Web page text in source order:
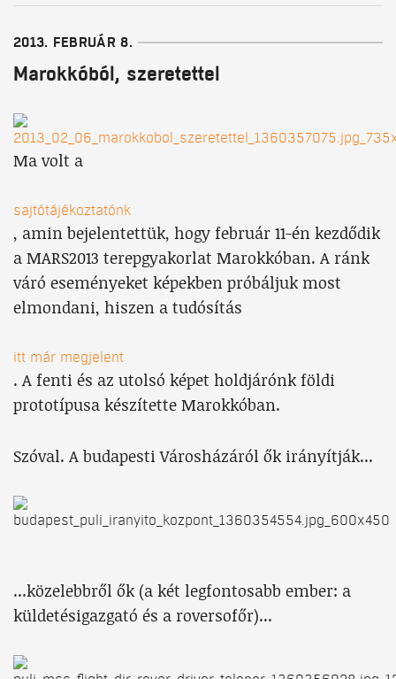
2013. FEBRUÁR 8.
Marokkóból, szeretettel
Ma volt a
sajtótájékoztatónk
, amin bejelentettük, hogy február 11-én kezdődik
a MARS2013 terepgyakorlat Marokkóban. A ránk
váró eseményeket képekben próbáljuk most
elmondani, hiszen a tudósítás
itt már megjelent
. A fenti és az utolsó képet holdjárónk földi
prototípusa készítette Marokkóban.
Szóval. A budapesti Városházáról ők irányítják...
...közelebbről ők (a két legfontosabb ember: a
küldetésigazgató és a roversofőr)...